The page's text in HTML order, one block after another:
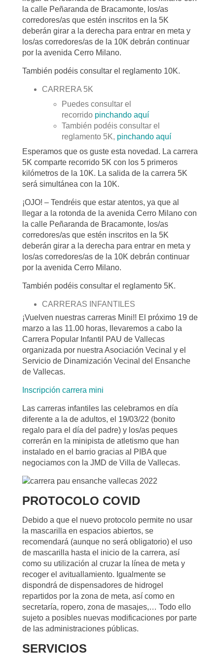
la calle Peñaranda de Bracamonte, los/as
corredores/as que estén inscritos en la 5K
deberán girar a la derecha para entrar en meta y
los/as corredores/as de la 10K debrán continuar
por la avenida Cerro Milano.
También podéis consultar el reglamento 10K.
CARRERA 5K
Puedes consultar el
recorrido pinchando aquí
También podéis consultar el
reglamento 5K, pinchando aquí
Esperamos que os guste esta novedad. La carrera
5K comparte recorrido 5K con los 5 primeros
kilómetros de la 10K. La salida de la carrera 5K
será simultánea con la 10K.
¡OJO! – Tendréis que estar atentos, ya que al
llegar a la rotonda de la avenida Cerro Milano con
la calle Peñaranda de Bracamonte, los/as
corredores/as que estén inscritos en la 5K
deberán girar a la derecha para entrar en meta y
los/as corredores/as de la 10K debrán continuar
por la avenida Cerro Milano.
También podéis consultar el reglamento 5K.
CARRERAS INFANTILES
¡Vuelven nuestras carreras Mini!! El próximo 19 de
marzo a las 11.00 horas, llevaremos a cabo la
Carrera Popular Infantil PAU de Vallecas
organizada por nuestra Asociación Vecinal y el
Servicio de Dinamización Vecinal del Ensanche
de Vallecas.
Inscripción carrera mini
Las carreras infantiles las celebramos en día
diferente a la de adultos, el 19/03/22 (bonito
regalo para el día del padre) y los/as peques
correrán en la minipista de atletismo que han
instalado en el barrio gracias al PIBA que
negociamos con la JMD de Villa de Vallecas.
PROTOCOLO COVID
Debido a que el nuevo protocolo permite no usar
la mascarilla en espacios abiertos, se
recomendará (aunque no será obligatorio) el uso
de mascarilla hasta el inicio de la carrera, así
como su utilización al cruzar la línea de meta y
recoger el avituallamiento. Igualmente se
dispondrá de dispensadores de hidrogel
repartidos por la zona de meta, así como en
secretaría, ropero, zona de masajes,… Todo ello
sujeto a posibles nuevas modificaciones por parte
de las administraciones públicas.
SERVICIOS